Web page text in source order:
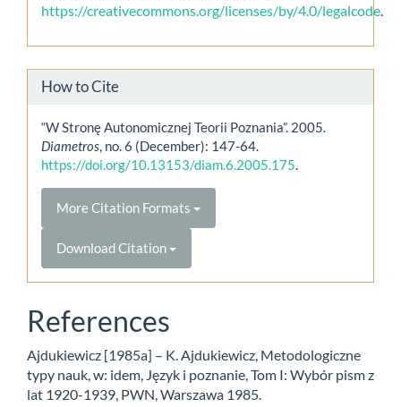
https://creativecommons.org/licenses/by/4.0/legalcode
How to Cite
“W Stronę Autonomicznej Teorii Poznania”. 2005.
Diametros, no. 6 (December): 147-64.
https://doi.org/10.13153/diam.6.2005.175.
More Citation Formats
Download Citation
References
Ajdukiewicz [1985a] – K. Ajdukiewicz, Metodologiczne
typy nauk, w: idem, Język i poznanie, Tom I: Wybór pism z
lat 1920-1939, PWN, Warszawa 1985.